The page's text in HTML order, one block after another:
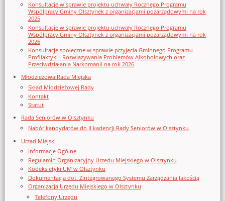
Konsultacje w sprawie projektu uchwały Rocznego Programu
Współpracy Gminy Olsztynek z organizacjami pozarządowymi na rok
2025
Konsultacje w sprawie projektu uchwały Rocznego Programu
Współpracy Gminy Olsztynek z organizacjami pozarządowymi na rok
2026
Konsultacje społeczne w sprawie przyjęcia Gminnego Programu
Profilaktyki i Rozwiązywania Problemów Alkoholowych oraz
Przeciwdziałania Narkomanii na rok 2026
Młodzieżowa Rada Miejska
Skład Młodzieżowej Rady
Kontakt
Statut
Rada Seniorów w Olsztynku
Nabór kandydatów do II kadencji Rady Seniorów w Olsztynku
Urząd Miejski
Informacje Ogólne
Regulamin Organizacyjny Urzedu Miejskiego w Olsztynku
Kodeks etyki UM w Olsztynku
Dokumentacja dot. Zintegrowanego Systemu Zarządzania Jakością
Organizacja Urzędu Miejskiego w Olsztynku
Telefony Urzędu